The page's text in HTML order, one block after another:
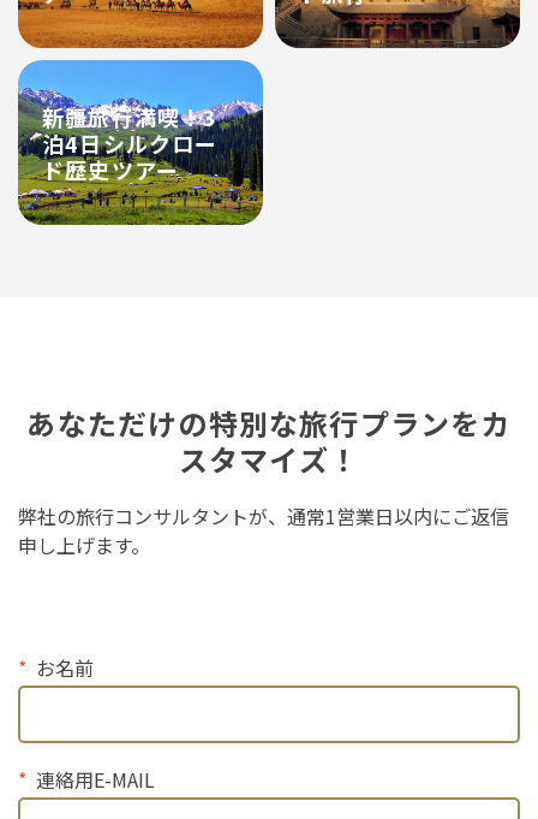
新疆旅行満喫！3
泊4日シルクロー
ド歴史ツアー
あなただけの特別な旅行プランをカ
スタマイズ！
弊社の旅行コンサルタントが、通常1営業日以内にご返信
申し上げます。
お名前
連絡用E-MAIL